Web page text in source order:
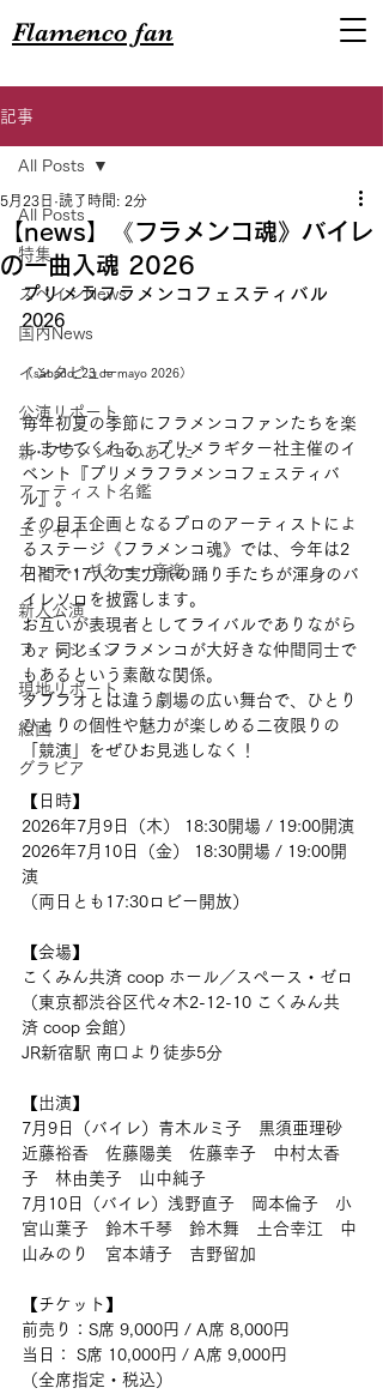
Flamenco fan
記事
All Posts
特集
スペインNews
国内News
インタビュー
公演リポート
新･フラメンコのあした
アーティスト名鑑
エッセイ
カンテ・ギター・音楽
新人公演
ファッション
現地リポート
絵画
グラビア
All Posts
【news】《フラメンコ魂》バイレ
の一曲入魂 2026
5月23日 読了時間: 2分
プリメラフラメンコフェスティバル
2026
（sábado, 23 de mayo 2026）
毎年初夏の季節にフラメンコファンたちを楽
しませてくれる、プリメラギター社主催のイ
ベント『プリメラフラメンコフェスティバ
ル』。
その目玉企画となるプロのアーティストによ
るステージ《フラメンコ魂》では、今年は2
日間で17人の実力派の踊り手たちが渾身のバ
イレソロを披露します。
お互いが表現者としてライバルでありながら
も、同じくフラメンコが大好きな仲間同士で
もあるという素敵な関係。
タブラオとは違う劇場の広い舞台で、ひとり
ひとりの個性や魅力が楽しめる二夜限りの
「競演」をぜひお見逃しなく！
【日時】
2026年7月9日（木） 18:30開場 / 19:00開演
2026年7月10日（金） 18:30開場 / 19:00開
演
（両日とも17:30ロビー開放）
【会場】
こくみん共済 coop ホール／スペース・ゼロ
（東京都渋谷区代々木2-12-10 こくみん共
済 coop 会館）
JR新宿駅 南口より徒歩5分
【出演】
7月9日（バイレ）青木ルミ子　黒須亜理砂
近藤裕香　佐藤陽美　佐藤幸子　中村太香
子　林由美子　山中純子
7月10日（バイレ）浅野直子　岡本倫子　小
宮山葉子　鈴木千琴　鈴木舞　土合幸江　中
山みのり　宮本靖子　吉野留加
【チケット】
前売り：S席 9,000円 / A席 8,000円
当日： S席 10,000円 / A席 9,000円
（全席指定・税込）